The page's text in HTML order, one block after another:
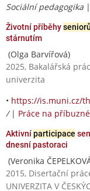
Sociální pedagogika |
Životní příběhyseniorů
stárnutím
(Olga Barvířová)
2025, Bakalářská
univerzita
• https://is.muni.cz/
/ | Práce na
Aktivníparticipace
dnesní pastoraci
(Veronika
2015, Disertační
UNIVERZITA V